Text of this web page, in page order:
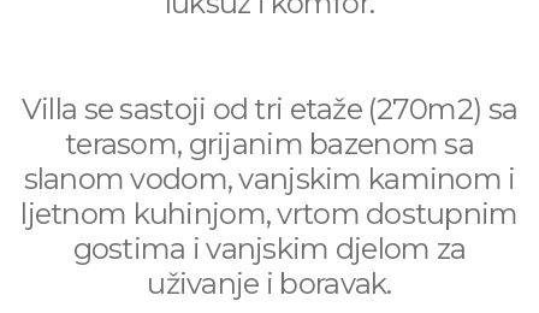
Villa se sastoji od tri etaže (270m2) sa
terasom, grijanim bazenom sa
slanom vodom, vanjskim kaminom i
ljetnom kuhinjom, vrtom dostupnim
gostima i vanjskim djelom za
uživanje i boravak.